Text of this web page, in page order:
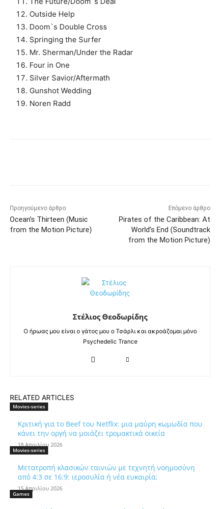
Outside Help
Doom`s Double Cross
Springing the Surfer
Mr. Sherman/Under the Radar
Four in One
Silver Savior/Aftermath
Gunshot Wedding
Noren Radd
Προηγούμενο άρθρο
‎Ocean’s Thirteen (Music
from the Motion Picture)
Επόμενο άρθρο
Pirates of the Caribbean: At
World’s End (Soundtrack
from the Motion Picture)
Στέλιος Θεοδωρίδης
Ο ήρωας μου είναι ο γάτος μου ο Τσάρλι και ακροάζομαι μόνο
Psychedelic Trance
RELATED ARTICLES
Movies-series
Κριτική για το Beef του Netflix: μια μαύρη κωμωδία που
κάνει την οργή να μοιάζει τρομακτικά οικεία
18 Απριλίου 2026
Movies-series
Μετατροπή κλασικών ταινιών με τεχνητή νοημοσύνη
από 4:3 σε 16:9: ιεροσυλία ή νέα ευκαιρία;
15 Απριλίου 2026
Games